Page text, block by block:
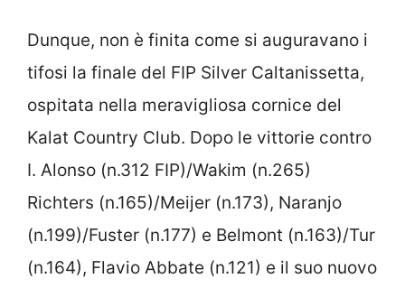
Dunque, non è finita come si auguravano i
tifosi la finale del FIP Silver Caltanissetta,
ospitata nella meravigliosa cornice del
Kalat Country Club. Dopo le vittorie contro
I. Alonso (n.312 FIP)/Wakim (n.265)
Richters (n.165)/Meijer (n.173), Naranjo
(n.199)/Fuster (n.177) e Belmont (n.163)/Tur
(n.164), Flavio Abbate (n.121) e il suo nuovo